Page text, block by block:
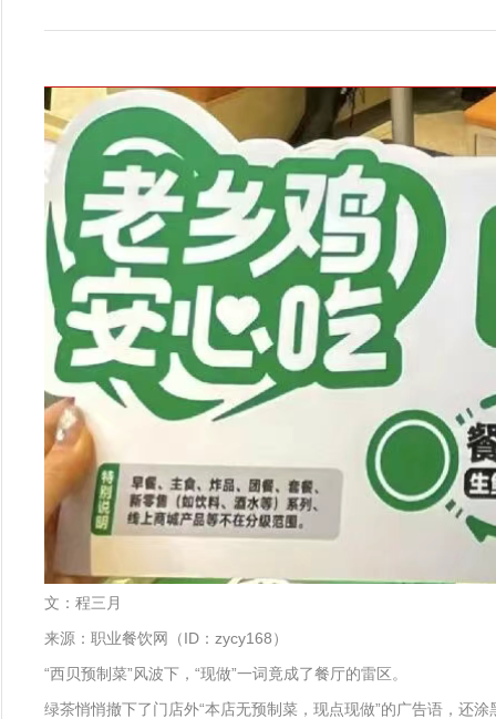
文：程三月
来源：职业餐饮网（ID：zycy168）
“西贝预制菜”风波下，“现做”一词竟成了餐厅的雷区。
绿茶悄悄撤下了门店外“本店无预制菜，现点现做”的广告语，还